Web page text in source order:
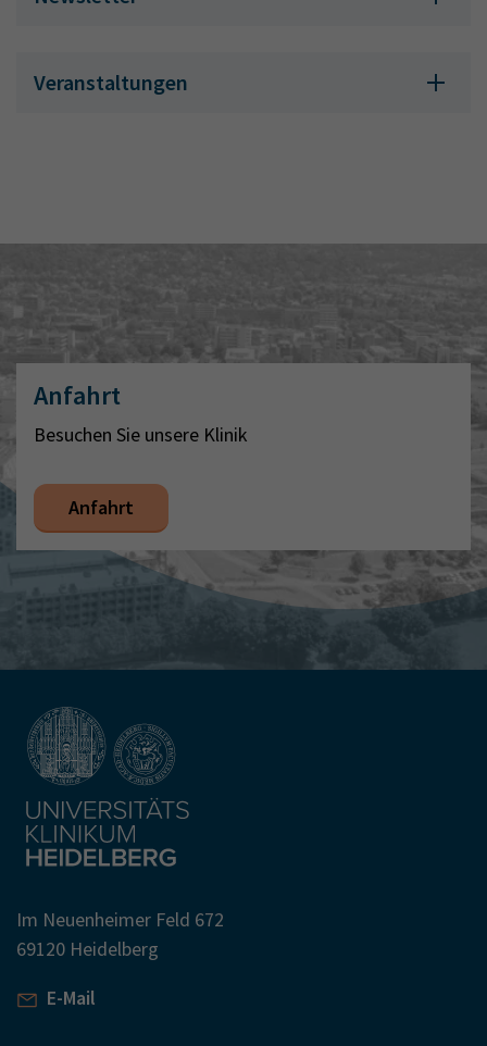
Veranstaltungen
Anfahrt
Besuchen Sie unsere Klinik
Anfahrt
Im Neuenheimer Feld 672
69120 Heidelberg
E-Mail